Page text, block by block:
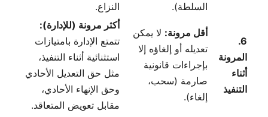
السلطة).
النزاع.
6.
المرونة
أثناء
التنفيذ
أقل مرونة: لا يمكن
تعديله أو إلغاؤه إلا
بإجراءات قانونية
صارمة (سحب،
إلغاء).
أكثر مرونة (للإدارة):
تتمتع الإدارة بامتيازات
استثنائية أثناء التنفيذ،
مثل حق التعديل الأحادي
وحق الإنهاء الأحادي،
مقابل تعويض المتعاقد.